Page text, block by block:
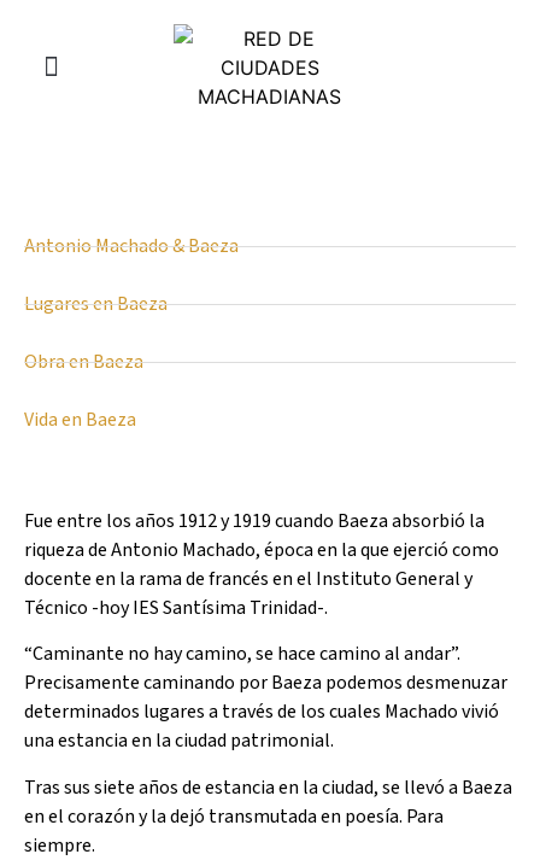
Antonio Machado & Baeza
Lugares en Baeza
Obra en Baeza
Vida en Baeza
Fue entre los años 1912 y 1919 cuando Baeza absorbió la
riqueza de Antonio Machado, época en la que ejerció como
docente en la rama de francés en el Instituto General y
Técnico -hoy IES Santísima Trinidad-.
“Caminante no hay camino, se hace camino al andar”.
Precisamente caminando por Baeza podemos desmenuzar
determinados lugares a través de los cuales Machado vivió
una estancia en la ciudad patrimonial.
Tras sus siete años de estancia en la ciudad, se llevó a Baeza
en el corazón y la dejó transmutada en poesía. Para
siempre.